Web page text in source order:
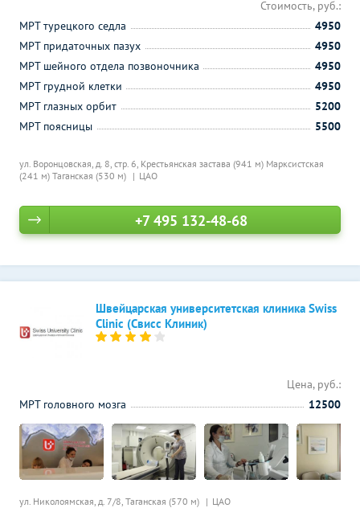
ул. Воронцовская, д. 8, стр. 6, Крестьянская застава (941 м) Марксистская
(241 м) Таганская (530 м) ЦАО
Стоимость, руб.:
МРТ турецкого седла
4950
МРТ придаточных пазух
4950
МРТ шейного отдела позвоночника
4950
МРТ грудной клетки
4950
МРТ глазных орбит
5200
МРТ поясницы
5500
+7 495 132-48-68
Швейцарская университетская клиника Swiss
Clinic (Свисс Клиник)
ул. Николоямская, д. 7/8, Таганская (570 м) ЦАО
Цена, руб.:
МРТ головного мозга
12500